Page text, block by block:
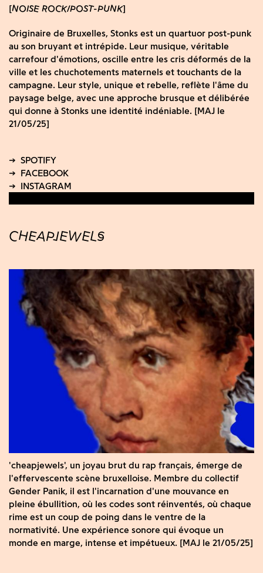
NOISE ROCK POST-PUNK
Originaire de Bruxelles, Stonks est un quartuor post-punk
au son bruyant et intrépide. Leur musique, véritable
carrefour d'émotions, oscille entre les cris déformés de la
ville et les chuchotements maternels et touchants de la
campagne. Leur style, unique et rebelle, reflète l'âme du
paysage belge, avec une approche brusque et délibérée
qui donne à Stonks une identité indéniable. [MAJ le
21/05/25]
CHEAPJEWELS
'cheapjewels', un joyau brut du rap français, émerge de
l'effervescente scène bruxelloise. Membre du collectif
Gender Panik, il est l'incarnation d'une mouvance en
pleine ébullition, où les codes sont réinventés, où chaque
rime est un coup de poing dans le ventre de la
normativité. Une expérience sonore qui évoque un
monde en marge, intense et impétueux. [MAJ le 21/05/25]